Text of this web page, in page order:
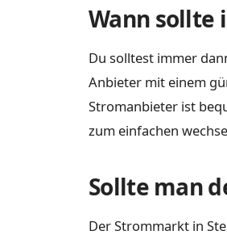
Wann sollte
Du solltest immer
Anbieter mit einem
Stromanbieter ist
zum einfachen
Sollte man
Der Strommarkt in